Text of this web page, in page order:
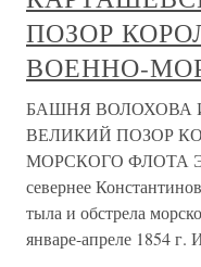
ПОЗОР
ВОЕННО-
БАШНЯ ВОЛОХОВА
ВЕЛИКИЙ ПОЗОР
МОРСКОГО ФЛОТА
севернее
тыла и обстрела
январе-апреле 1854